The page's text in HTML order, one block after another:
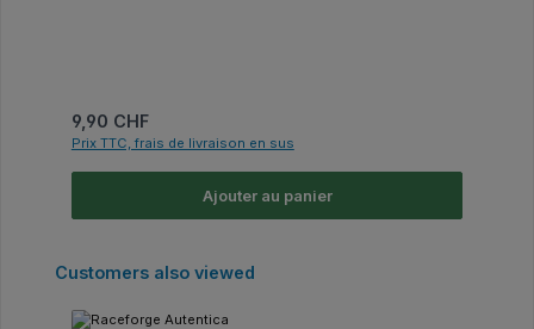
Prix régulier :
9,90 CHF
Prix TTC, frais de livraison en sus
Ajouter au panier
Ignorer la galerie de produits
Customers also viewed